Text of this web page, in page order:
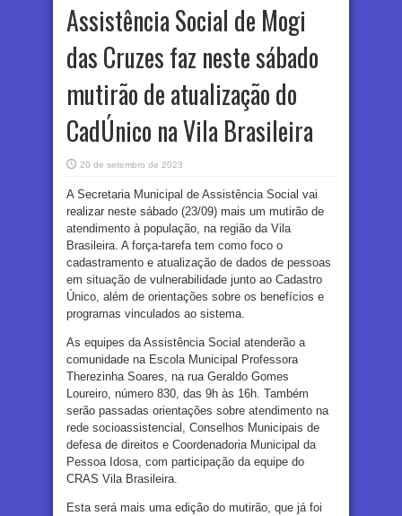
Assistência Social de Mogi
das Cruzes faz neste sábado
mutirão de atualização do
CadÚnico na Vila Brasileira
20 de setembro de 2023
A Secretaria Municipal de Assistência Social vai
realizar neste sábado (23/09) mais um mutirão de
atendimento à população, na região da Vila
Brasileira. A força-tarefa tem como foco o
cadastramento e atualização de dados de pessoas
em situação de vulnerabilidade junto ao Cadastro
Único, além de orientações sobre os benefícios e
programas vinculados ao sistema.
As equipes da Assistência Social atenderão a
comunidade na Escola Municipal Professora
Therezinha Soares, na rua Geraldo Gomes
Loureiro, número 830, das 9h às 16h. Também
serão passadas orientações sobre atendimento na
rede socioassistencial, Conselhos Municipais de
defesa de direitos e Coordenadoria Municipal da
Pessoa Idosa, com participação da equipe do
CRAS Vila Brasileira.
Esta será mais uma edição do mutirão, que já foi